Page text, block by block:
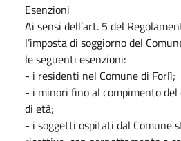
Esenzioni
Ai sensi dell’art. 5 del
l’imposta di soggiorno del
le seguenti esenzioni:
- i residenti nel Comune di Forlì;
- i minori fino al compimento
di età;
- i soggetti ospitati dal Comune